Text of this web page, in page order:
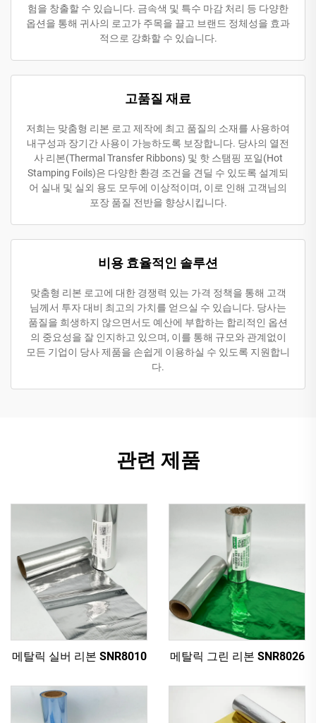
험을 창출할 수 있습니다. 금속색 및 특수 마감 처리 등 다양한
옵션을 통해 귀사의 로고가 주목을 끌고 브랜드 정체성을 효과
적으로 강화할 수 있습니다.
고품질 재료
저희는 맞춤형 리본 로고 제작에 최고 품질의 소재를 사용하여
내구성과 장기간 사용이 가능하도록 보장합니다. 당사의 열전
사 리본(Thermal Transfer Ribbons) 및 핫 스탬핑 포일(Hot
Stamping Foils)은 다양한 환경 조건을 견딜 수 있도록 설계되
어 실내 및 실외 용도 모두에 이상적이며, 이로 인해 고객님의
포장 품질 전반을 향상시킵니다.
비용 효율적인 솔루션
맞춤형 리본 로고에 대한 경쟁력 있는 가격 정책을 통해 고객
님께서 투자 대비 최고의 가치를 얻으실 수 있습니다. 당사는
품질을 희생하지 않으면서도 예산에 부합하는 합리적인 옵션
의 중요성을 잘 인지하고 있으며, 이를 통해 규모와 관계없이
모든 기업이 당사 제품을 손쉽게 이용하실 수 있도록 지원합니
다.
관련 제품
메탈릭 실버 리본 SNR8010 메탈릭 그린 리본 SNR8026